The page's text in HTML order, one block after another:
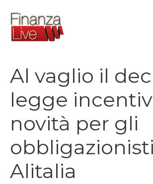
contenuto
Al vaglio il
legge
novità per gli
obbligazionisti
Alitalia